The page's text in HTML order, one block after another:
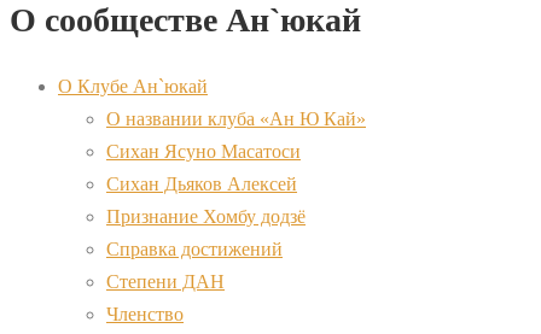
О сообществе Ан`юкай
О Клубе Ан`юкай
О названии клуба «Ан Ю Кай»
Сихан Ясуно Масатоси
Сихан Дьяков Алексей
Признание Хомбу додзё
Справка достижений
Степени ДАН
Членство